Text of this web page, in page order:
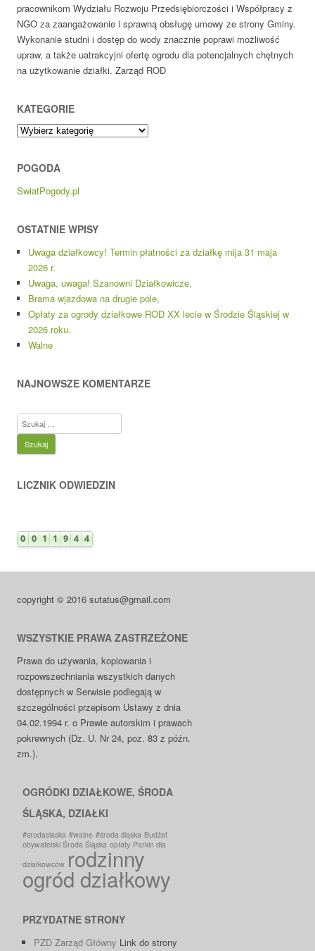
pracownikom Wydziału Rozwoju Przedsiębiorczości i Współpracy z
NGO za zaangażowanie i sprawną obsługę umowy ze strony Gminy.
Wykonanie studni i dostęp do wody znacznie poprawi możliwość
upraw, a także uatrakcyjni ofertę ogrodu dla potencjalnych chętnych
na użytkowanie działki. Zarząd ROD
KATEGORIE
Kategorie
POGODA
SwiatPogody.pl
OSTATNIE WPISY
Uwaga działkowcy! Termin płatności za działkę mija 31 maja
2026 r.
Uwaga, uwaga! Szanowni Działkowicze,
Brama wjazdowa na drugie pole,
Opłaty za ogrody działkowe ROD XX lecie w Środzie Śląskiej w
2026 roku.
Walne
NAJNOWSZE KOMENTARZE
Szukaj:
LICZNIK ODWIEDZIN
copyright © 2016 sutatus@gmail.com
WSZYSTKIE PRAWA ZASTRZEŻONE
Prawa do używania, kopiowania i
rozpowszechniania wszystkich danych
dostępnych w Serwisie podlegają w
szczególności przepisom Ustawy z dnia
04.02.1994 r. o Prawie autorskim i prawach
pokrewnych (Dz. U. Nr 24, poz. 83 z późn.
zm.).
OGRÓDKI DZIAŁKOWE, ŚRODA
ŚLĄSKA, DZIAŁKI
#srodaslaska #walne #środa śląska Budżet
obywatelski Środa Śląska opłaty Parkin dla
działkowców rodzinny
ogród działkowy
PRZYDATNE STRONY
PZD Zarząd Główny Link do strony